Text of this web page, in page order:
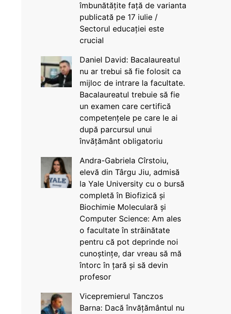
îmbunătățite față de varianta
publicată pe 17 iulie /
Sectorul educației este
crucial
Daniel David: Bacalaureatul
nu ar trebui să fie folosit ca
mijloc de intrare la facultate.
Bacalaureatul trebuie să fie
un examen care certifică
competențele pe care le ai
după parcursul unui
învățământ obligatoriu
Andra-Gabriela Cîrstoiu,
elevă din Târgu Jiu, admisă
la Yale University cu o bursă
completă în Biofizică și
Biochimie Moleculară și
Computer Science: Am ales
o facultate în străinătate
pentru că pot deprinde noi
cunoștințe, dar vreau să mă
întorc în țară și să devin
profesor
Vicepremierul Tanczos
Barna: Dacă învățământul nu